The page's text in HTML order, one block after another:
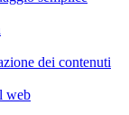
dei contenuti
web